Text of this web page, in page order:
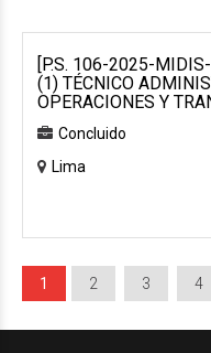
[P.S. 106-2025-
(1) TÉCNICO
OPERACIONES Y
Concluido
Lima
1 2 3 4